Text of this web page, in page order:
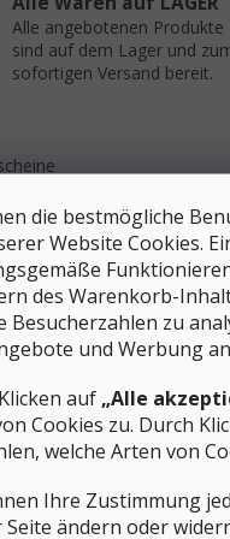
die bestmögliche
Website Cookies.
des Warenkorb-
Besucherzahlen zu
und Werbung
auf „Alle
Cookies zu. Durch
welche Arten von
Ihre Zustimmung
Seite ändern oder
Alle angebotenen Produkte
sind auf dem Lager und
sofortigen Versand bereit.
in einem Trick. Sölden ist
ins Büro zurückkehrt.
TENCEL™-
Körperklima stilvoll